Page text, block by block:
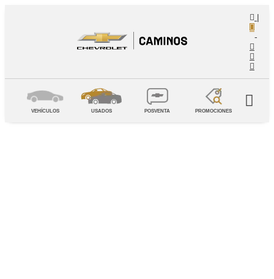
|
-
VEHÍCULOS USADOS POSVENTA PROMOCIONES